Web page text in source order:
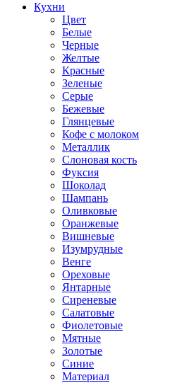
Кухни
Цвет
Белые
Черные
Желтые
Красные
Зеленые
Серые
Бежевые
Глянцевые
Кофе с молоком
Металлик
Слоновая кость
Фуксия
Шоколад
Шампань
Оливковые
Оранжевые
Вишневые
Изумрудные
Венге
Ореховые
Янтарные
Сиреневые
Салатовые
Фиолетовые
Мятные
Золотые
Синие
Материал